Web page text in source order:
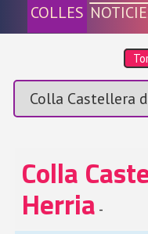
COLLES
Colla
Herria -